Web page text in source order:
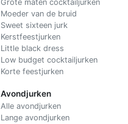
Grote maten cocktailjurken
Moeder van de bruid
Sweet sixteen jurk
Kerstfeestjurken
Little black dress
Low budget cocktailjurken
Korte feestjurken
Avondjurken
Alle avondjurken
Lange avondjurken